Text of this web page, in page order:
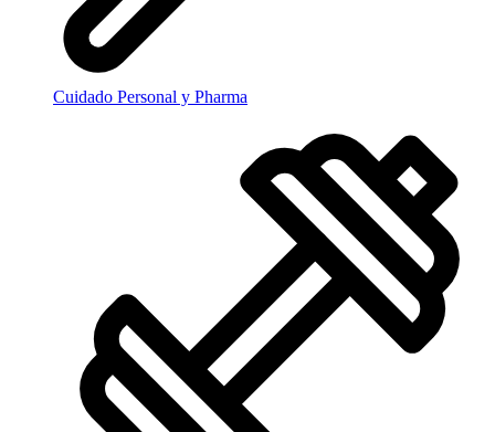
Cuidado Personal y Pharma